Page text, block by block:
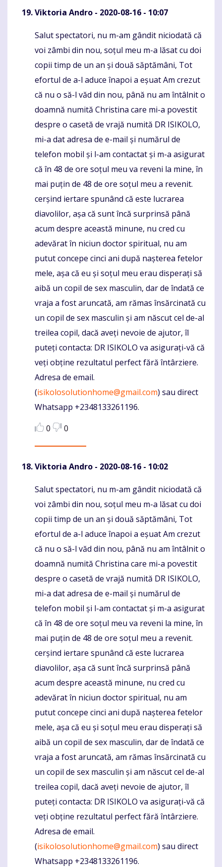
Viktoria Andro - 2020-08-16 - 10:07
Komentaras
Salut spectatori, nu m-am gândit niciodată că
voi zâmbi din nou, soțul meu m-a lăsat cu doi
copii timp de un an și două săptămâni, Tot
efortul de a-l aduce înapoi a eșuat Am crezut
că nu o să-l văd din nou, până nu am întâlnit o
doamnă numită Christina care mi-a povestit
despre o casetă de vrajă numită DR ISIKOLO,
mi-a dat adresa de e-mail și numărul de
telefon mobil și l-am contactat și m-a asigurat
că în 48 de ore soțul meu va reveni la mine, în
mai puțin de 48 de ore soțul meu a revenit.
cerșind iertare spunând că este lucrarea
diavolilor, așa că sunt încă surprinsă până
acum despre această minune, nu cred cu
adevărat în niciun doctor spiritual, nu am
putut concepe cinci ani după nașterea fetelor
mele, așa că eu și soțul meu erau disperați să
aibă un copil de sex masculin, dar de îndată ce
vraja a fost aruncată, am rămas însărcinată cu
un copil de sex masculin și am născut cel de-al
treilea copil, dacă aveți nevoie de ajutor, îl
puteți contacta: DR ISIKOLO va asigurați-vă că
veți obține rezultatul perfect fără întârziere.
Adresa de email.
(isikolosolutionhome@gmail.com) sau direct
Whatsapp +2348133261196.
0
0
Viktoria Andro - 2020-08-16 - 10:02
Komentaras
Salut spectatori, nu m-am gândit niciodată că
voi zâmbi din nou, soțul meu m-a lăsat cu doi
copii timp de un an și două săptămâni, Tot
efortul de a-l aduce înapoi a eșuat Am crezut
că nu o să-l văd din nou, până nu am întâlnit o
doamnă numită Christina care mi-a povestit
despre o casetă de vrajă numită DR ISIKOLO,
mi-a dat adresa de e-mail și numărul de
telefon mobil și l-am contactat și m-a asigurat
că în 48 de ore soțul meu va reveni la mine, în
mai puțin de 48 de ore soțul meu a revenit.
cerșind iertare spunând că este lucrarea
diavolilor, așa că sunt încă surprinsă până
acum despre această minune, nu cred cu
adevărat în niciun doctor spiritual, nu am
putut concepe cinci ani după nașterea fetelor
mele, așa că eu și soțul meu erau disperați să
aibă un copil de sex masculin, dar de îndată ce
vraja a fost aruncată, am rămas însărcinată cu
un copil de sex masculin și am născut cel de-al
treilea copil, dacă aveți nevoie de ajutor, îl
puteți contacta: DR ISIKOLO va asigurați-vă că
veți obține rezultatul perfect fără întârziere.
Adresa de email.
(isikolosolutionhome@gmail.com) sau direct
Whatsapp +2348133261196.